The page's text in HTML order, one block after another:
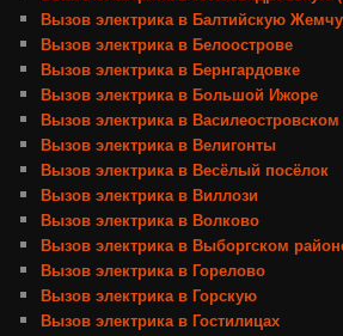
Вызов электрика в Балтийскую
Вызов электрика в Белоострове
Вызов электрика в Бернгардовке
Вызов электрика в Большой Ижоре
Вызов электрика в
Вызов электрика в Велигонты
Вызов электрика в Весёлый посёлок
Вызов электрика в Виллози
Вызов электрика в Волково
Вызов электрика в Выборгском
Вызов электрика в Горелово
Вызов электрика в Горскую
Вызов электрика в Гостилицах